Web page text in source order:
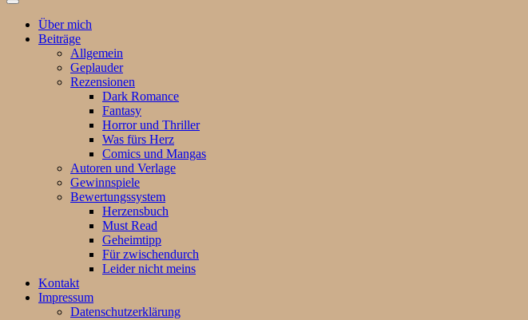
Suchfeld
ein-/ausblenden
Über mich
Beiträge
Allgemein
Geplauder
Rezensionen
Dark Romance
Fantasy
Horror und Thriller
Was fürs Herz
Comics und Mangas
Autoren und Verlage
Gewinnspiele
Bewertungssystem
Herzensbuch
Must Read
Geheimtipp
Für zwischendurch
Leider nicht meins
Kontakt
Impressum
Datenschutzerklärung